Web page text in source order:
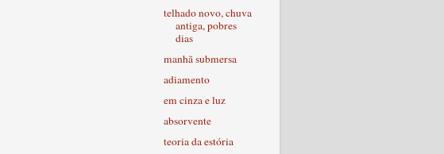
telhado novo, chuva
antiga, pobres
dias
manhã submersa
adiamento
em cinza e luz
absorvente
teoria da estória